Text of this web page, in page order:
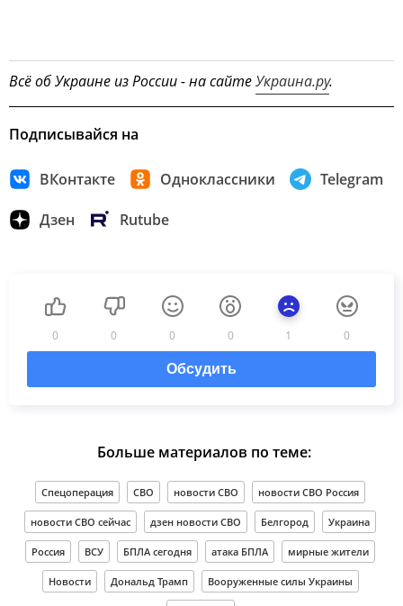
Всё об Украине из России - на сайтеУкраина.ру.
Подписывайся на
ВКонтакте Одноклассники Telegram
Дзен Rutube
0 0 0 0 1 0
Обсудить
Больше материалов по теме:
Спецоперация СВО новости СВО новости СВО Россия
новости СВО сейчас дзен новости СВО Белгород Украина
Россия ВСУ БПЛА сегодня атака БПЛА мирные жители
Новости Дональд Трамп Вооруженные силы Украины